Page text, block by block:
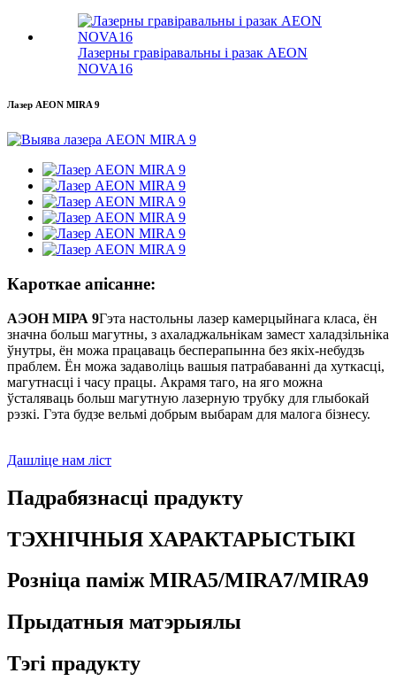
Лазерны гравіравальны і разак AEON
NOVA16
Лазер AEON MIRA 9
Кароткае апісанне:
АЭОН МІРА 9Гэта настольны лазер камерцыйнага класа, ён
значна больш магутны, з ахаладжальнікам замест халадзільніка
ўнутры, ён можа працаваць бесперапынна без якіх-небудзь
праблем. Ён можа задаволіць вашыя патрабаванні да хуткасці,
магутнасці і часу працы. Акрамя таго, на яго можна
ўсталяваць больш магутную лазерную трубку для глыбокай
рэзкі. Гэта будзе вельмі добрым выбарам для малога бізнесу.
Дашліце нам ліст
Падрабязнасці прадукту
ТЭХНІЧНЫЯ ХАРАКТАРЫСТЫКІ
Розніца паміж MIRA5/MIRA7/MIRA9
Прыдатныя матэрыялы
Тэгі прадукту